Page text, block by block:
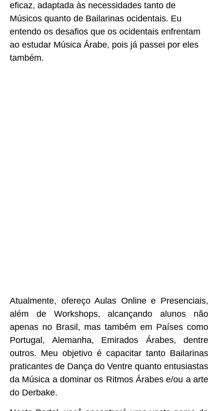
eficaz, adaptada às necessidades tanto de
Músicos quanto de Bailarinas ocidentais. Eu
entendo os desafios que os ocidentais enfrentam
ao estudar Música Árabe, pois já passei por eles
também.
Atualmente, ofereço Aulas Online e Presenciais,
além de Workshops, alcançando alunos não
apenas no Brasil, mas também em Países como
Portugal, Alemanha, Emirados Árabes, dentre
outros. Meu objetivo é capacitar tanto Bailarinas
praticantes de Dança do Ventre quanto entusiastas
da Música a dominar os Ritmos Árabes e/ou a arte
do Derbake.